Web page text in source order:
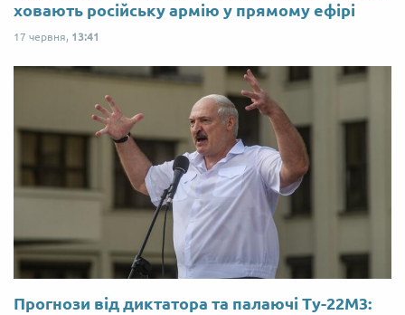
ховають російську армію у прямому ефірі
17 червня, 13:41
Прогнози від диктатора та палаючі Ту-22М3: